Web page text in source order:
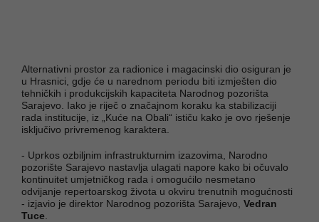
Alternativni prostor za radionice i magacinski dio osiguran je
u Hrasnici, gdje će u narednom periodu biti izmješten dio
tehničkih i produkcijskih kapaciteta Narodnog pozorišta
Sarajevo. Iako je riječ o značajnom koraku ka stabilizaciji
rada institucije, iz „Kuće na Obali“ ističu kako je ovo rješenje
isključivo privremenog karaktera.
- Uprkos ozbiljnim infrastrukturnim izazovima, Narodno
pozorište Sarajevo nastavlja ulagati napore kako bi očuvalo
kontinuitet umjetničkog rada i omogućilo nesmetano
odvijanje repertoarskog života u okviru trenutnih mogućnosti
- izjavio je direktor Narodnog pozorišta Sarajevo, Vedran
Tuce